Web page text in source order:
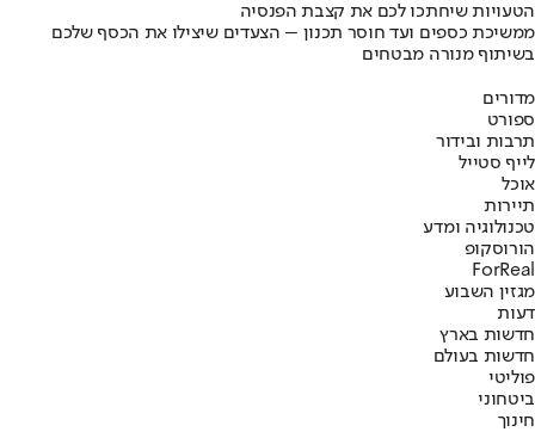
הטעויות שיחתכו לכם את קצבת הפנסיה
ממשיכת כספים ועד חוסר תכנון – הצעדים שיצילו את הכסף שלכם
בשיתוף מנורה מבטחים
מדורים
ספורט
תרבות ובידור
לייף סטייל
אוכל
תיירות
טכנולוגיה ומדע
הורוסקופ
ForReal
מגזין השבוע
דעות
חדשות בארץ
חדשות בעולם
פוליטי
ביטחוני
חינוך